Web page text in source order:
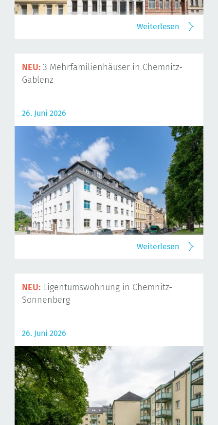
Weiterlesen
NEU: 3 Mehrfamilienhäuser in Chemnitz-
Gablenz
26. Juni 2026
Weiterlesen
NEU: Eigentumswohnung in Chemnitz-
Sonnenberg
26. Juni 2026